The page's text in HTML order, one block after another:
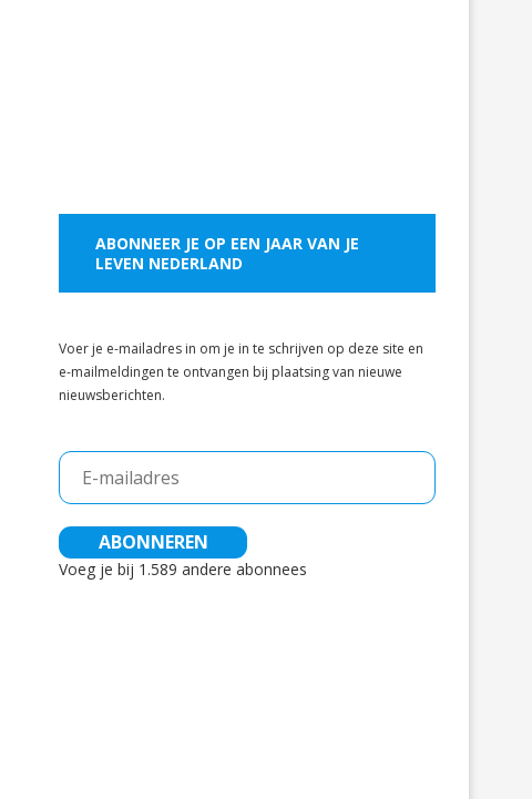
ABONNEER JE OP EEN JAAR VAN JE
LEVEN NEDERLAND
Voer je e-mailadres in om je in te schrijven op deze site en
e-mailmeldingen te ontvangen bij plaatsing van nieuwe
nieuwsberichten.
E-
mailadres
ABONNEREN
Voeg je bij 1.589 andere abonnees